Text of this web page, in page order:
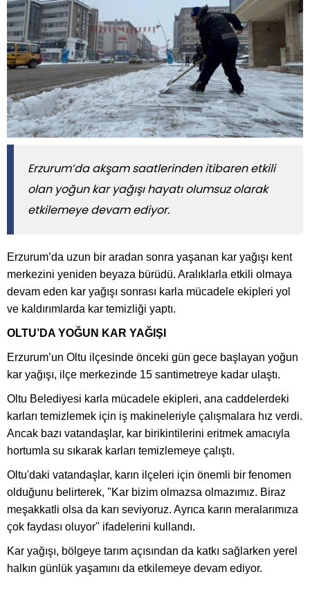
​​​​​​​Erzurum’da akşam saatlerinden itibaren etkili
olan yoğun kar yağışı hayatı olumsuz olarak
etkilemeye devam ediyor.
Erzurum’da uzun bir aradan sonra yaşanan kar yağışı kent
merkezini yeniden beyaza bürüdü. Aralıklarla etkili olmaya
devam eden kar yağışı sonrası karla mücadele ekipleri yol
ve kaldırımlarda kar temizliği yaptı.
OLTU’DA YOĞUN KAR YAĞIŞI
Erzurum’un Oltu ilçesinde önceki gün gece başlayan yoğun
kar yağışı, ilçe merkezinde 15 santimetreye kadar ulaştı.
Oltu Belediyesi karla mücadele ekipleri, ana caddelerdeki
karları temizlemek için iş makineleriyle çalışmalara hız verdi.
Ancak bazı vatandaşlar, kar birikintilerini eritmek amacıyla
hortumla su sıkarak karları temizlemeye çalıştı.
Oltu'daki vatandaşlar, karın ilçeleri için önemli bir fenomen
olduğunu belirterek, "Kar bizim olmazsa olmazımız. Biraz
meşakkatli olsa da karı seviyoruz. Ayrıca karın meralarımıza
çok faydası oluyor" ifadelerini kullandı.
Kar yağışı, bölgeye tarım açısından da katkı sağlarken yerel
halkın günlük yaşamını da etkilemeye devam ediyor.